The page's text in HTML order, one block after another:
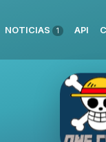
NOTICIAS 1 API